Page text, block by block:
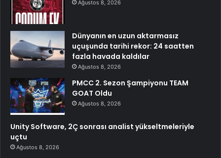
Ağustos 8, 2026
Dünyanın en uzun aktarmasız
uçuşunda tarihi rekor: 24 saatten
fazla havada kaldılar
Ağustos 8, 2026
PMCC 2. Sezon Şampiyonu TEAM
GOAT Oldu
Ağustos 8, 2026
Unity Software, 2Ç sonrası analist yükseltmeleriyle
uçtu
Ağustos 8, 2026